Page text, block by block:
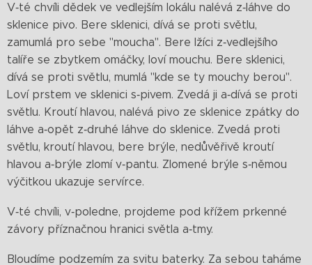
V‑té chvíli dědek ve vedlejším lokálu nalévá z‑láhve do
sklenice pivo. Bere sklenici, dívá se proti světlu,
zamumlá pro sebe "moucha". Bere lžíci z‑vedlejšího
talíře se zbytkem omáčky, loví mouchu. Bere sklenici,
dívá se proti světlu, mumlá "kde se ty mouchy berou".
Loví prstem ve sklenici s‑pivem. Zvedá ji a‑dívá se proti
světlu. Kroutí hlavou, nalévá pivo ze sklenice zpátky do
láhve a‑opět z‑druhé láhve do sklenice. Zvedá proti
světlu, kroutí hlavou, bere brýle, nedůvěřivě kroutí
hlavou a‑brýle zlomí v‑pantu. Zlomené brýle s‑němou
výčitkou ukazuje servírce.
V‑té chvíli, v‑poledne, projdeme pod křížem prkenné
závory příznačnou hranici světla a‑tmy.
Bloudíme podzemím za svitu baterky. Za sebou taháme